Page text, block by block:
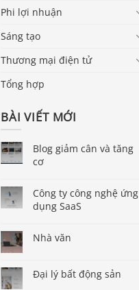
Phi lợi nhuận
Sáng tạo
Thương mại điện tử
Tổng hợp
BÀI VIẾT MỚI
Blog giảm cân và tăng
cơ
Công ty công nghệ ứng
dụng SaaS
Nhà văn
Đại lý bất động sản